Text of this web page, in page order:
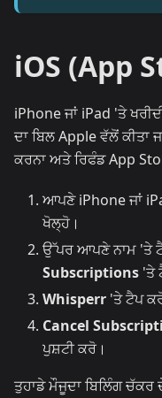
iOS (App
iPhone ਜਾਂ iPad 'ਤੇ
ਦਾ ਬਿਲ Apple ਵੱਲੋਂ
ਕਰਨਾ ਅਤੇ ਰਿਫੰਡ App
ਆਪਣੇ iPhone ਜਾਂ
ਖੋਲ੍ਹੋ।
ਉੱਪਰ ਆਪਣੇ ਨਾਮ 'ਤੇ
Subscriptions 'ਤੇ
Whisperr 'ਤੇ ਟੈਪ
Cancel
ਪੁਸ਼ਟੀ ਕਰੋ।
ਤੁਹਾਡੇ ਮੌਜੂਦਾ ਬਿਲਿੰਗ ਚੱਕਰ